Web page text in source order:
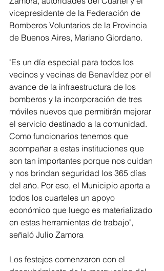
vicepresidente de la Federación de
Bomberos Voluntarios de la Provincia
de Buenos Aires, Mariano Giordano.
"Es un día especial para todos los
vecinos y vecinas de Benavídez por el
avance de la infraestructura de los
bomberos y la incorporación de tres
móviles nuevos que permitirán mejorar
el servicio destinado a la comunidad.
Como funcionarios tenemos que
acompañar a estas instituciones que
son tan importantes porque nos cuidan
y nos brindan seguridad los 365 días
del año. Por eso, el Municipio aporta a
todos los cuarteles un apoyo
económico que luego es materializado
en estas herramientas de trabajo",
señaló Julio Zamora
Los festejos comenzaron con el